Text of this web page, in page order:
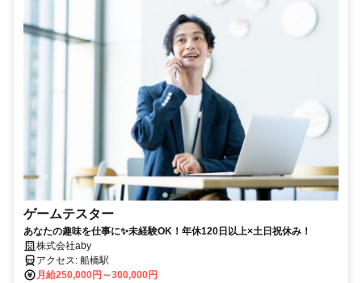
ゲームテスター
あなたの趣味を仕事に✨未経験OK！年休120日以上×土日祝休み！
株式会社aby
アクセス: 船橋駅
月給250,000円～300,000円